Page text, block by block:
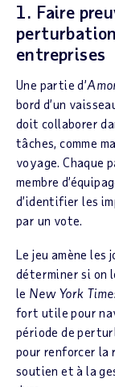
1. Faire
entreprises
Une partie d’
bord d’un
doit collaborer
tâches, comme
voyage. Chaque
membre
d’identifier les
par un vote.
Le jeu amène les
déterminer si on
le New York
fort utile pour
période de
pour renforcer la
soutien et à la